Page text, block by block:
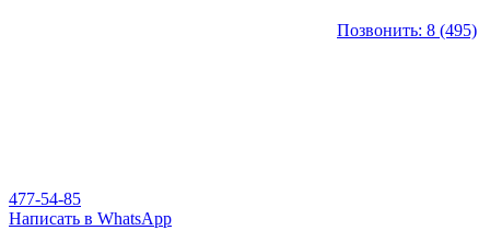
Позвонить: 8 (495)
477-54-85
Написать в WhatsApp